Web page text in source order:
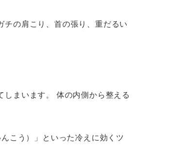
チの肩こり、首の張り、重だるい
まいます。 体の内側から整える
こう）」といった冷えに効くツ